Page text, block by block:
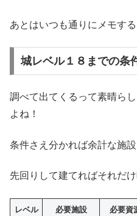
あとはいつも通りにメモする
城レベル１８までの条
調べて出てくるって素晴ら
よね！
条件さえ分かれば余計な施
先回りして建てればそれだけ
レベル 必要施設 必要資